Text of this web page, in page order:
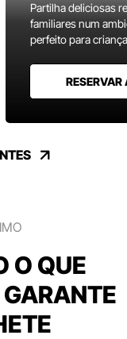
Partilha deliciosas
familiares num
perfeito para
RESERVAR
O QUE